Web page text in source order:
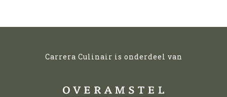
Carrera Culinair is onderdeel van